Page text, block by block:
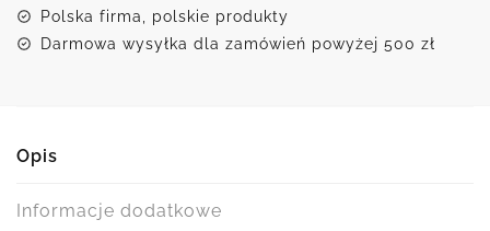
Polska firma, polskie produkty
Darmowa wysyłka dla zamówień powyżej 500 zł
Opis
Informacje dodatkowe